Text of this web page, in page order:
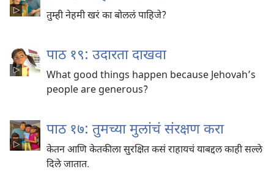
तुम्ही नेहमी खरं का बोललं पाहिजे?
पाठ १९: उदारता दाखवा
What good things happen because Jehovah’s
people are generous?
पाठ १७: तुमच्या मुलांचं संरक्षण करा
केतन आणि केतकीला सुरक्षित कसं राहायचं याबद्दल काही सल्ले
दिले जातात.